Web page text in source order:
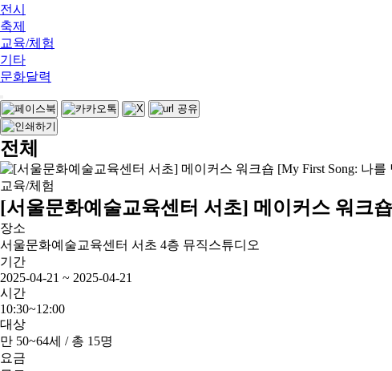
전시
축제
교육/체험
기타
문화달력
전체
교육/체험
[서울문화예술교육센터 서초] 메이커스 워크
장소
서울문화예술교육센터 서초 4층 뮤직스튜디오
기간
2025-04-21 ~ 2025-04-21
시간
10:30~12:00
대상
만 50~64세 / 총 15명
요금